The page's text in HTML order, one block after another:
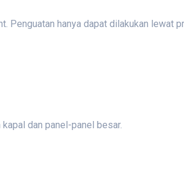
Penguatan hanya dapat dilakukan lewat
dan panel-panel besar.